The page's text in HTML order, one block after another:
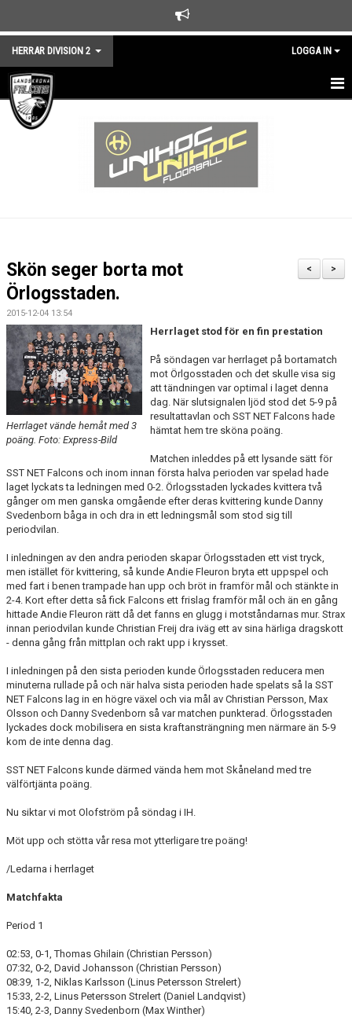
HERRAR DIVISION 2 LOGGA IN
HEM
KONTAKT
>
<
Skön seger borta mot
Örlogsstaden.
2015-12-04 13:54
Herrlaget vände hemåt med 3
poäng. Foto: Express-Bild
Herrlaget stod för en fin prestation
På söndagen var herrlaget på bortamatch
mot Örlgosstaden och det skulle visa sig
att tändningen var optimal i laget denna
dag. När slutsignalen ljöd stod det 5-9 på
resultattavlan och SST NET Falcons hade
hämtat hem tre sköna poäng.
Matchen inleddes på ett lysande sätt för
SST NET Falcons och inom innan första halva perioden var spelad hade
laget lyckats ta ledningen med 0-2. Örlogsstaden lyckades kvittera två
gånger om men ganska omgående efter deras kvittering kunde Danny
Svedenborn båga in och dra in ett ledningsmål som stod sig till
periodvilan.
I inledningen av den andra perioden skapar Örlogsstaden ett vist tryck,
men istället för kvittering, så kunde Andie Fleuron bryta ett uppspel och
med fart i benen trampade han upp och bröt in framför mål och stänkte in
2-4. Kort efter detta så fick Falcons ett frislag framför mål och än en gång
hittade Andie Fleuron rätt då det fanns en glugg i motståndarnas mur. Strax
innan periodvilan kunde Christian Freij dra iväg ett av sina härliga dragskott
- denna gång från mittplan och rakt upp i krysset.
I inledningen på den sista perioden kunde Örlogsstaden reducera men
minuterna rullade på och när halva sista perioden hade spelats så la SST
NET Falcons lag in en högre växel och via mål av Christian Persson, Max
Olsson och Danny Svedenborn så var matchen punkterad. Örlogsstaden
lyckades dock mobilisera en sista kraftansträngning men närmare än 5-9
kom de inte denna dag.
SST NET Falcons kunde därmed vända hem mot Skåneland med tre
välförtjänta poäng.
Nu siktar vi mot Olofström på söndag i IH.
Möt upp och stötta vår resa mot ytterligare tre poäng!
/Ledarna i herrlaget
Matchfakta
Period 1
02:53, 0-1, Thomas Ghilain (Christian Persson)
07:32, 0-2, David Johansson (Christian Persson)
08:39, 1-2, Niklas Karlsson (Linus Petersson Strelert)
15:33, 2-2, Linus Petersson Strelert (Daniel Landqvist)
15:40, 2-3, Danny Svedenborn (Max Winther)